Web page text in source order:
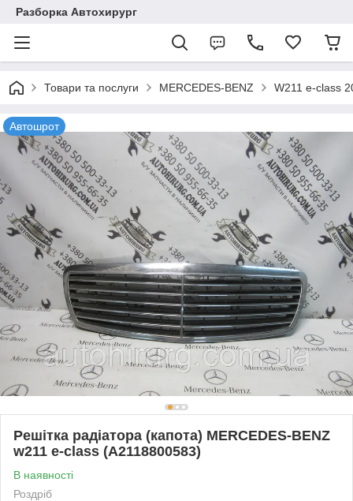
Разборка Автохирург
Товари та послуги MERCEDES-BENZ W211 e-class
Автошрот
Решітка радіатора (капота) MERCEDES-BENZ
w211 e-class (A2118800583)
В наявності
Роздріб